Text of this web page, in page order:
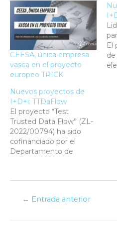
CEESA, única empresa
vasca en el proyecto
europeo TRICK
El
Nuevos proyectos de
I+D+i: TTDaFlow
El proyecto “Test
Trusted Data Flow” (ZL-
2022/00794) ha sido
cofinanciado por el
Departamento de
Ambiente del Gobierno
programa Hazitek y por
← Entrada anterior